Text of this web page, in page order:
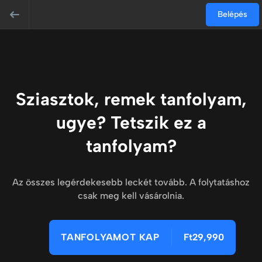
Belépés
Sziasztok, remek tanfolyam,
ugye? Tetszik ez a
tanfolyam?
Az összes legérdekesebb leckét tovább. A folytatáshoz
csak meg kell vásárolnia.
TANFOLYAMOT KAP Ft29,990